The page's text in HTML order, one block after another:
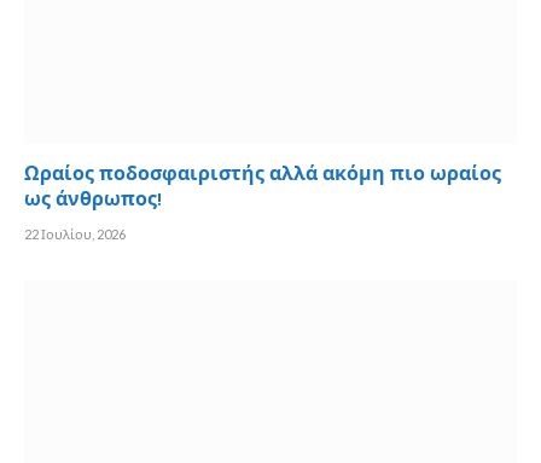
Ωραίος ποδοσφαιριστής αλλά ακόμη πιο ωραίος
ως άνθρωπος!
22 Ιουλίου, 2026